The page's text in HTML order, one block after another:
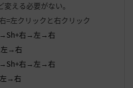
える必要がない。
=左クリックと右クリック
→Sh+右→左→右
→右
→Sh+右→左→右
→右